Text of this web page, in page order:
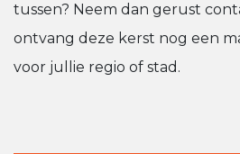
tussen? Neem dan gerust
ontvang deze kerst nog een
voor jullie regio of stad.